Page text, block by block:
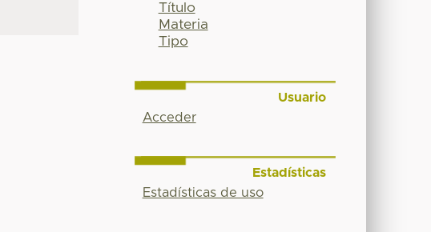
Título
Materia
Tipo
Usuario
Acceder
Estadísticas
Estadísticas de uso